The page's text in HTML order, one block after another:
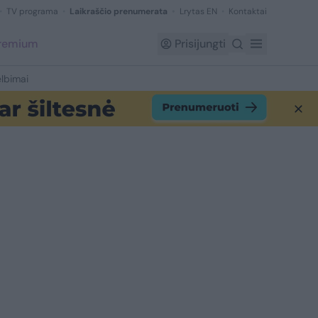
TV programa Laikraščio prenumerata Lrytas EN Kontaktai
Prisijungti